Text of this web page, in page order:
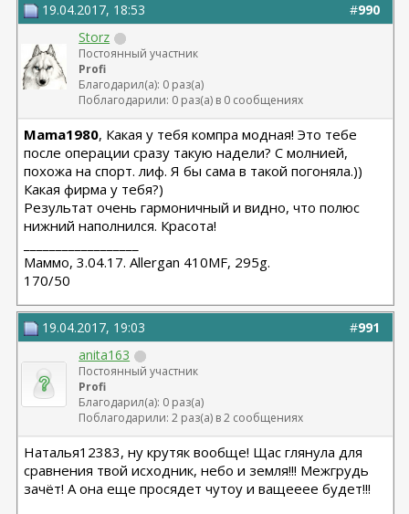
#990
19.04.2017, 18:53
Storz
Постоянный участник
Profi
Благодарил(а): 0 раз(а)
Поблагодарили: 0 раз(а) в 0 сообщениях
Mama1980, Какая у тебя компра модная! Это тебе
после операции сразу такую надели? С молнией,
похожа на спорт. лиф. Я бы сама в такой погоняла.))
Какая фирма у тебя?)
Результат очень гармоничный и видно, что полюс
нижний наполнился. Красота!
Маммо, 3.04.17. Allergan 410MF, 295g.
170/50
#991
19.04.2017, 19:03
anita163
Постоянный участник
Profi
Благодарил(а): 0 раз(а)
Поблагодарили: 2 раз(а) в 2 сообщениях
Наталья12383, ну крутяк вообще! Щас глянула для
сравнения твой исходник, небо и земля!!! Межгрудь
зачёт! А она еще просядет чутоу и ващееее будет!!!